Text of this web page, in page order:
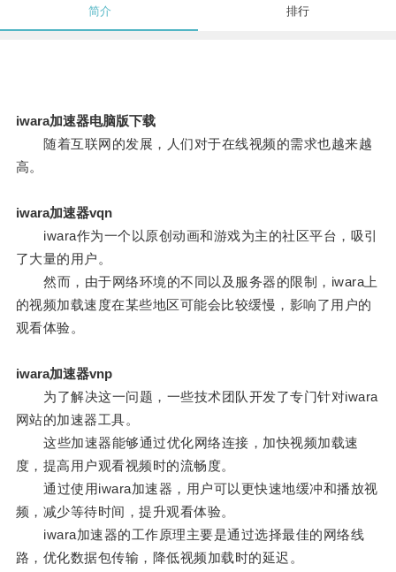
简介 排行
iwara加速器电脑版下载
随着互联网的发展，人们对于在线视频的需求也越来越
高。
iwara加速器vqn
iwara作为一个以原创动画和游戏为主的社区平台，吸引
了大量的用户。
然而，由于网络环境的不同以及服务器的限制，iwara上
的视频加载速度在某些地区可能会比较缓慢，影响了用户的
观看体验。
iwara加速器vnp
为了解决这一问题，一些技术团队开发了专门针对iwara
网站的加速器工具。
这些加速器能够通过优化网络连接，加快视频加载速
度，提高用户观看视频时的流畅度。
通过使用iwara加速器，用户可以更快速地缓冲和播放视
频，减少等待时间，提升观看体验。
iwara加速器的工作原理主要是通过选择最佳的网络线
路，优化数据包传输，降低视频加载时的延迟。